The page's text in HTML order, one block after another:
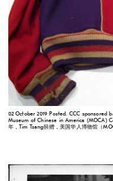
02 October 2019 Posted. CCC sponsored
Museum of Chinese in America (MOCA)
年，Tim Tsang捐赠，美国华人博物馆（